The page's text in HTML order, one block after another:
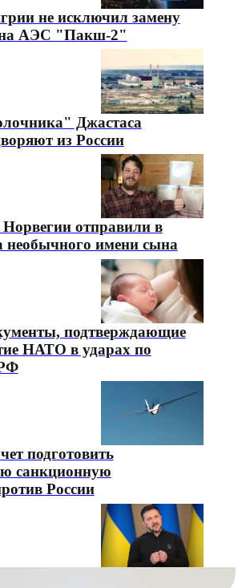
не исключил замену
АЭС "Пакш-2"
Джастаса
из России
отправили в
необычного имени сына
подтверждающие
НАТО в ударах по
подготовить
санкционную
России